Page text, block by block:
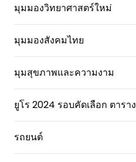
มุมมองวิทยาศาสตร์ใหม่
มุมมองสังคมไทย
มุมสุขภาพและความงาม
ยูโร 2024 รอบคัดเลือก ตาราง
รถยนต์